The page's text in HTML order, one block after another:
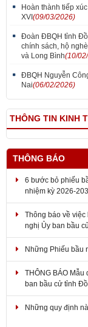
Hoàn thành tiếp
XVI (09/03/2026)
Đoàn ĐBQH tỉnh
chính sách, hộ
và Long Bình(10/
ĐBQH Nguyễn
Nai(06/02/2026)
THÔNG TIN KINH
THÔNG BÁO
6 bước bỏ phiếu
nhiệm kỳ 2026-
Thông báo về
nghị Ủy ban bầu
Những Phiếu bầu
THÔNG BÁO
ban bầu cử tỉnh
Những quy định